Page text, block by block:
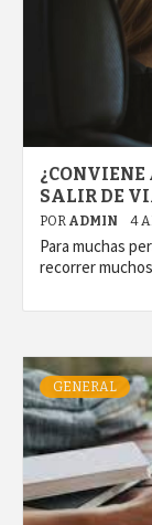
¿CONVIENE
SALIR DE
POR ADMIN 4
Para muchas
recorrer
GENERAL